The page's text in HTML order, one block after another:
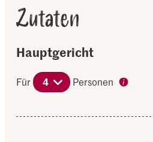
Zutaten
Hauptgericht
Für 4 Personen